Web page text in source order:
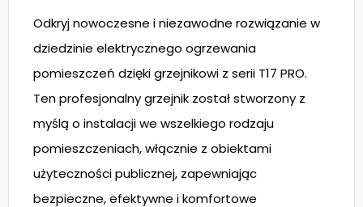
Odkryj nowoczesne i niezawodne rozwiązanie w
dziedzinie elektrycznego ogrzewania
pomieszczeń dzięki grzejnikowi z serii T17 PRO.
Ten profesjonalny grzejnik został stworzony z
myślą o instalacji we wszelkiego rodzaju
pomieszczeniach, włącznie z obiektami
użyteczności publicznej, zapewniając
bezpieczne, efektywne i komfortowe